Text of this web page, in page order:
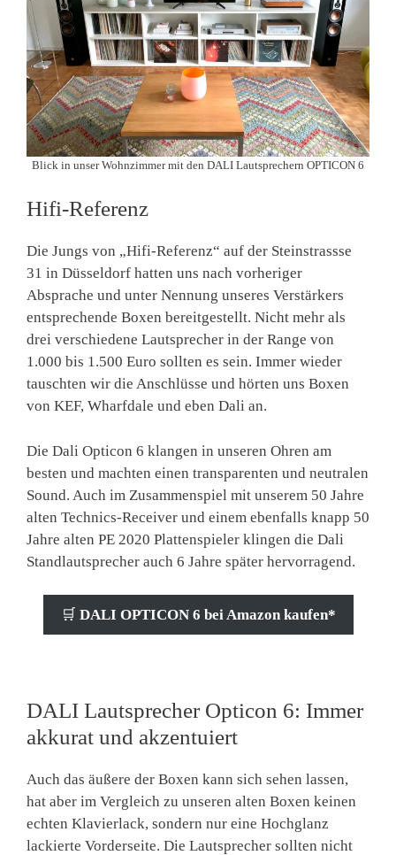
Blick in unser Wohnzimmer mit den DALI Lautsprechern OPTICON 6
Hifi-Referenz
Die Jungs von „Hifi-Referenz“ auf der Steinstrassse
31 in Düsseldorf hatten uns nach vorheriger
Absprache und unter Nennung unseres Verstärkers
entsprechende Boxen bereitgestellt. Nicht mehr als
drei verschiedene Lautsprecher in der Range von
1.000 bis 1.500 Euro sollten es sein. Immer wieder
tauschten wir die Anschlüsse und hörten uns Boxen
von KEF, Wharfdale und eben Dali an.
Die Dali Opticon 6 klangen in unseren Ohren am
besten und machten einen transparenten und neutralen
Sound. Auch im Zusammenspiel mit unserem 50 Jahre
alten Technics-Receiver und einem ebenfalls knapp 50
Jahre alten PE 2020 Plattenspieler klingen die Dali
Standlautsprecher auch 6 Jahre später hervorragend.
🛒 DALI OPTICON 6 bei Amazon kaufen*
DALI Lautsprecher Opticon 6: Immer
akkurat und akzentuiert
Auch das äußere der Boxen kann sich sehen lassen,
hat aber im Vergleich zu unseren alten Boxen keinen
echten Klavierlack, sondern nur eine Hochglanz
lackierte Vorderseite. Die Lautsprecher sollten nicht